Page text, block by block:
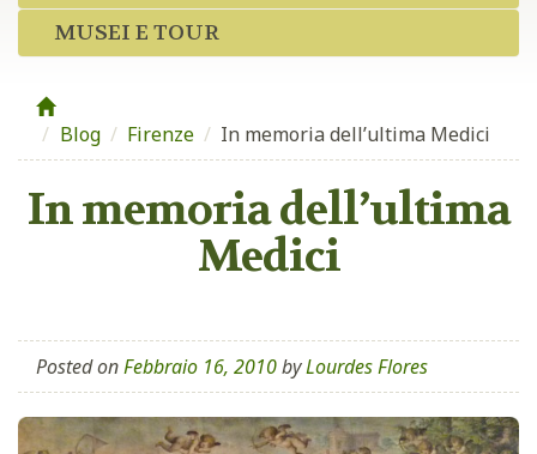
MUSEI E TOUR
Blog / Firenze / In memoria dell’ultima Medici
In memoria dell’ultima
Medici
Posted onFebbraio 16, 2010byLourdes Flores